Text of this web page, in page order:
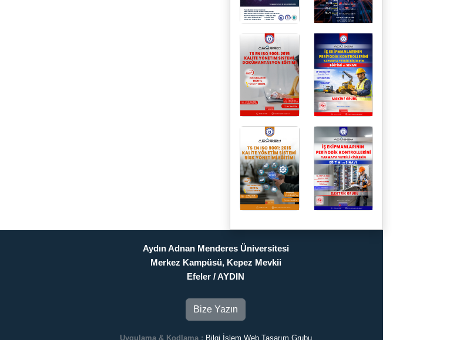
Aydın Adnan Menderes Üniversitesi
Merkez Kampüsü, Kepez Mevkii
Efeler / AYDIN
Bize Yazın
Uygulama & Kodlama : Bilgi İşlem Web Tasarım Grubu